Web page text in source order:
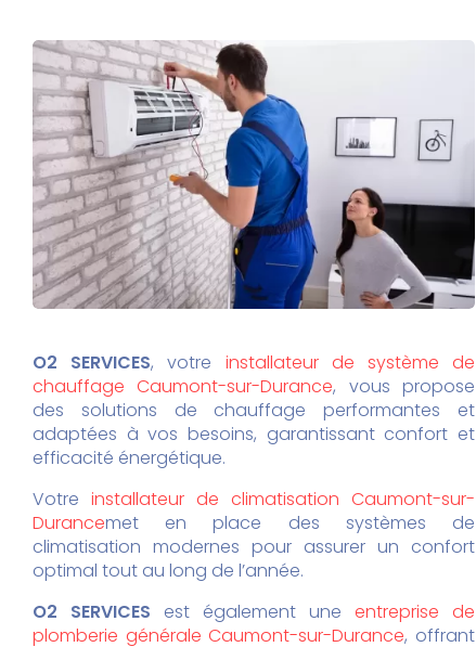
O2 SERVICES, votre installateur de système de
chauffage Caumont-sur-Durance, vous propose
des solutions de chauffage performantes et
adaptées à vos besoins, garantissant confort et
efficacité énergétique.
Votre installateur de climatisation Caumont-sur-
Durancemet en place des systèmes de
climatisation modernes pour assurer un confort
optimal tout au long de l’année.
O2 SERVICES est également une entreprise de
plomberie générale Caumont-sur-Durance, offrant